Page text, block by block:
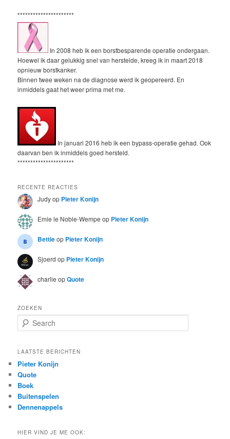
**********************
In 2008 heb ik een borstbesparende operatie ondergaan.
Hoewel ik daar gelukkig snel van herstelde, kreeg ik in maart 2018
opnieuw borstkanker.
Binnen twee weken na de diagnose werd ik geopereerd. En
inmiddels gaat het weer prima met me.
In januari 2016 heb ik een bypass-operatie gehad. Ook
daarvan ben ik inmiddels goed hersteld.
**********************
RECENTE REACTIES
Judyop Pieter Konijn
Emie le Noble-Wempe op Pieter Konijn
Bettieop Pieter Konijn
Sjoerd op Pieter Konijn
charlie opQuote
ZOEKEN
e
r
h
LAATSTE BERICHTEN
Pieter Konijn
Quote
Boek
Buitenspelen
Dennenappels
HIER VIND JE ME OOK: